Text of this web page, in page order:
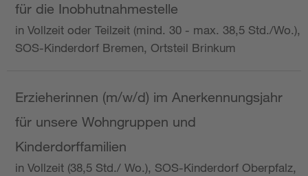
für die Inobhutnahmestelle
in Vollzeit oder Teilzeit (mind. 30 - max. 38,5 Std./Wo.),
SOS-Kinderdorf Bremen, Ortsteil Brinkum
Erzieherinnen (m/w/d) im Anerkennungsjahr
für unsere Wohngruppen und
Kinderdorffamilien
in Vollzeit (38,5 Std./ Wo.), SOS-Kinderdorf Oberpfalz,